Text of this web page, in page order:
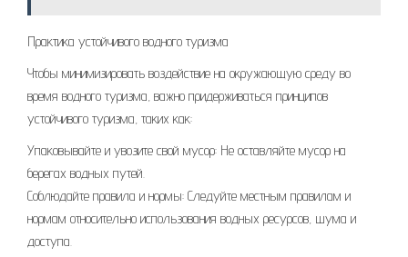
Практика устойчивого водного туризма
Чтобы минимизировать воздействие на окружающую среду во
время водного туризма, важно придерживаться принципов
устойчивого туризма, таких как:
Упаковывайте и увозите свой мусор: Не оставляйте мусор на
берегах водных путей.
Соблюдайте правила и нормы: Следуйте местным правилам и
нормам относительно использования водных ресурсов, шума и
доступа.